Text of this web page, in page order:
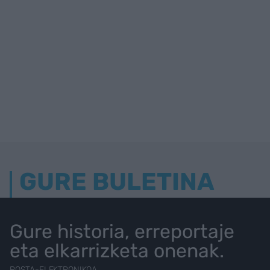
GURE BULETINA
Gure historia, erreportaje
eta elkarrizketa onenak.